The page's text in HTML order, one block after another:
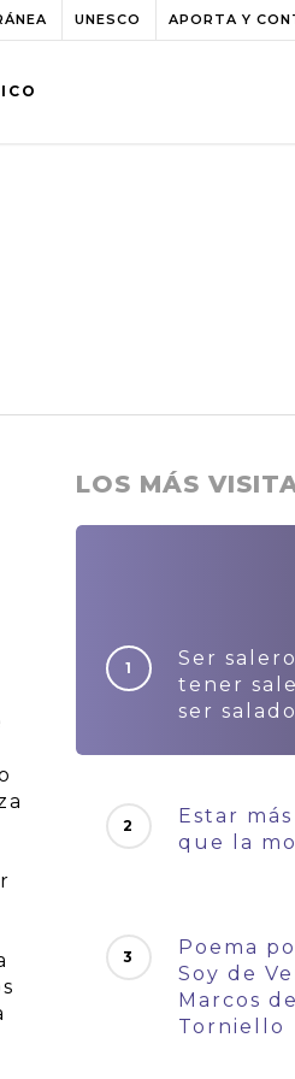
UNESCO APORTA Y
LOS MÁS
Ser
tener
ser salado
Estar
que la
Poema
Soy de
Marcos del
Torniello